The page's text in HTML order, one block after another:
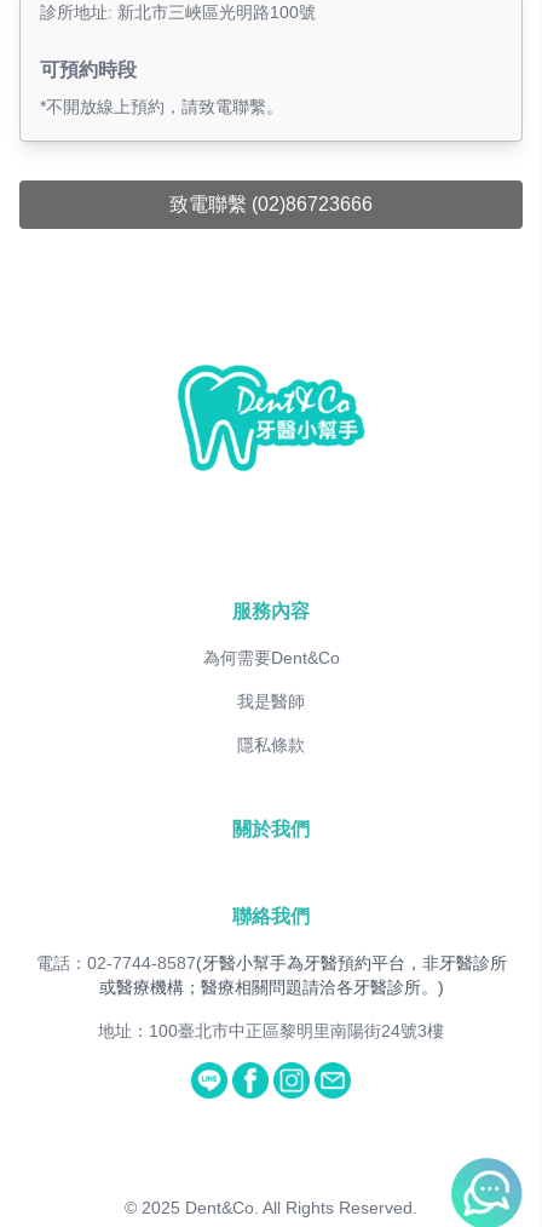
診所地址: 新北市三峽區光明路100號
可預約時段
*不開放線上預約，請致電聯繫。
致電聯繫 (02)86723666
服務內容
為何需要Dent&Co
我是醫師
隱私條款
關於我們
聯絡我們
電話：02-7744-8587(牙醫小幫手為牙醫預約平台，非牙醫診所
或醫療機構；醫療相關問題請洽各牙醫診所。)
地址：100臺北市中正區黎明里南陽街24號3樓
© 2025 Dent&Co. All Rights Reserved.